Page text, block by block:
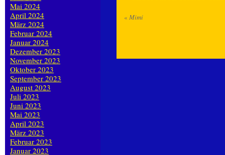
« Mimi
Mai 2024
April 2024
März 2024
Februar 2024
Januar 2024
Dezember 2023
November 2023
Oktober 2023
September 2023
August 2023
Juli 2023
Juni 2023
Mai 2023
April 2023
März 2023
Februar 2023
Januar 2023